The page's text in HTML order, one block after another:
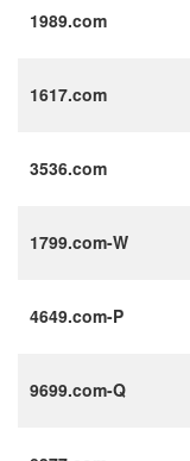
1989.com
1617.com
3536.com
1799.com-W
4649.com-P
9699.com-Q